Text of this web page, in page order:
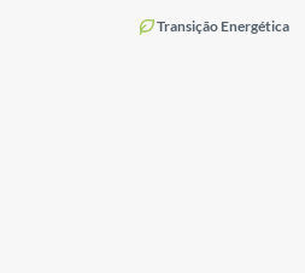
Transição Energética